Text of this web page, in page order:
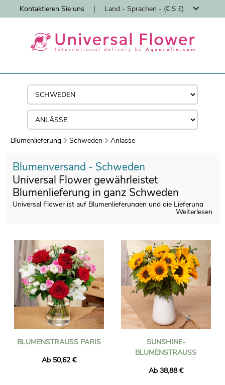
Kontaktieren Sie uns | Land - Sprachen - (€ $ £)
Blumenlieferung Schweden Anlässe
Blumenversand - Schweden
Universal Flower gewährleistet
Blumenlieferung in ganz Schweden
Universal Flower ist auf Blumenlieferungen und die Lieferung
von Blumensträußen in ganz Schweden spezialisiert und bietet
Nähe der Adresse des Empfängers hergestellt. Was auch immer
das Ereignis ist (Geburt, Geburtstag, Liebe, Dank, Trauer, ...)
Universal Flower wird Ihre Erwartungen erfüllen.
Weiterlesen
BLUMENSTRAUSS PARIS
Ab 50,62 €
SUNSHINE-
BLUMENSTRAUSS
Ab 38,88 €